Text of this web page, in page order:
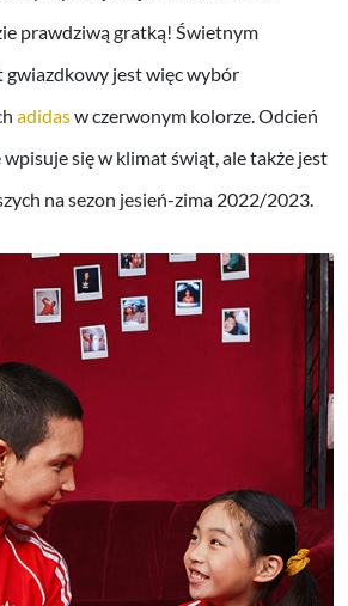
prawdziwą gratką! Świetnym
gwiazdkowy jest więc wybór
adidasw czerwonym kolorze. Odcień
się w klimat świąt, ale także jest
na sezon jesień-zima 2022/2023.